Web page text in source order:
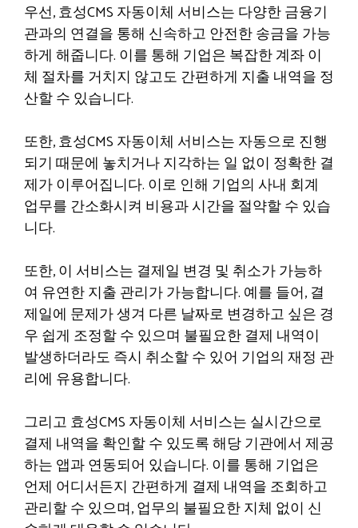
우선, 효성CMS 자동이체 서비스는 다양한 금융기
관과의 연결을 통해 신속하고 안전한 송금을 가능
하게 해줍니다. 이를 통해 기업은 복잡한 계좌 이
체 절차를 거치지 않고도 간편하게 지출 내역을 정
산할 수 있습니다.
또한, 효성CMS 자동이체 서비스는 자동으로 진행
되기 때문에 놓치거나 지각하는 일 없이 정확한 결
제가 이루어집니다. 이로 인해 기업의 사내 회계
업무를 간소화시켜 비용과 시간을 절약할 수 있습
니다.
또한, 이 서비스는 결제일 변경 및 취소가 가능하
여 유연한 지출 관리가 가능합니다. 예를 들어, 결
제일에 문제가 생겨 다른 날짜로 변경하고 싶은 경
우 쉽게 조정할 수 있으며 불필요한 결제 내역이
발생하더라도 즉시 취소할 수 있어 기업의 재정 관
리에 유용합니다.
그리고 효성CMS 자동이체 서비스는 실시간으로
결제 내역을 확인할 수 있도록 해당 기관에서 제공
하는 앱과 연동되어 있습니다. 이를 통해 기업은
언제 어디서든지 간편하게 결제 내역을 조회하고
관리할 수 있으며, 업무의 불필요한 지체 없이 신